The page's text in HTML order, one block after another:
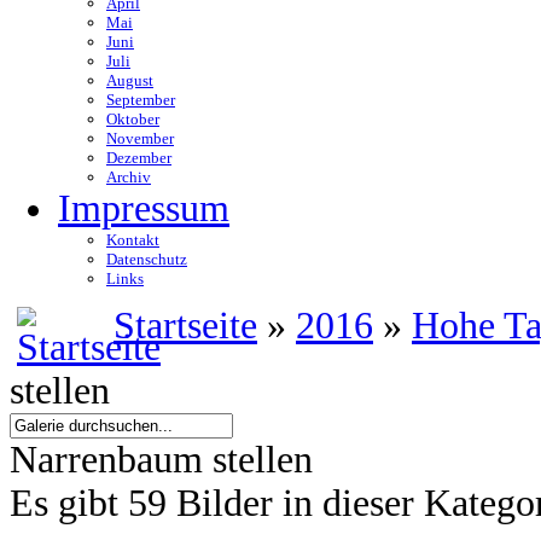
Mai
Juni
Juli
August
September
Oktober
November
Dezember
Archiv
Impressum
Kontakt
Datenschutz
Links
Startseite » 2016 » Hohe
stellen
Narrenbaum stellen
Es gibt 59 Bilder in dieser